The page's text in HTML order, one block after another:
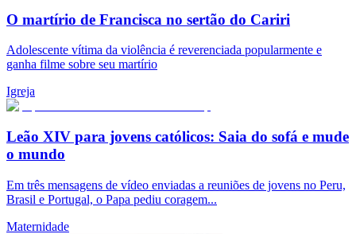
O martírio de Francisca no sertão do Cariri
Adolescente vítima da violência é reverenciada popularmente e
ganha filme sobre seu martírio
Igreja
Leão XIV para jovens católicos: Saia do sofá e mude
o mundo
Em três mensagens de vídeo enviadas a reuniões de jovens no Peru,
Brasil e Portugal, o Papa pediu coragem...
Maternidade